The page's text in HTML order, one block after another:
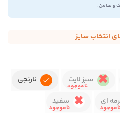
انتخاب سایز
سبز لایت
نارنجی
ای سفید